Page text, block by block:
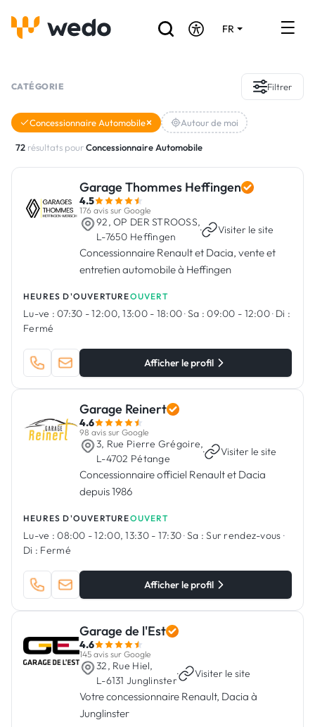
FR
Réalisations
Offres d'emploi
Vous êtes un Artisan ?
CATÉGORIE Filtrer
Concessionnaire Automobile Autour de moi
72 résultats pourConcessionnaire Automobile
Garage Thommes Heffingen
4.5
176 avis sur Google
92, OP DER STROOSS,
L-7650 Heffingen
· Visiter le site
Concessionnaire Renault et Dacia, vente et
entretien automobile à Heffingen
HEURES D'OUVERTUREOUVERT
Lu-ve : 07:30 - 12:00, 13:00 - 18:00·Sa : 09:00 - 12:00· Di :
Fermé
Afficher le profil
Garage Reinert
4.6
98 avis sur Google
3, Rue Pierre Grégoire,
L-4702 Pétange
· Visiter le site
Concessionnaire officiel Renault et Dacia
depuis 1986
HEURES D'OUVERTUREOUVERT
Lu-ve : 08:00 - 12:00, 13:30 - 17:30·Sa : Sur rendez-vous ·
Di : Fermé
Afficher le profil
Garage de l'Est
4.6
145 avis sur Google
32, Rue Hiel,
L-6131 Junglinster
· Visiter le site
Votre concessionnaire Renault, Dacia à
Junglinster